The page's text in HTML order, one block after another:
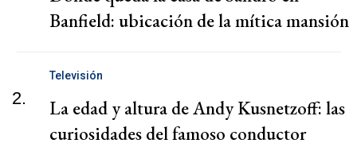
Banfield: ubicación de la mítica mansión
2.
Televisión
La edad y altura de Andy Kusnetzoff: las
curiosidades del famoso conductor